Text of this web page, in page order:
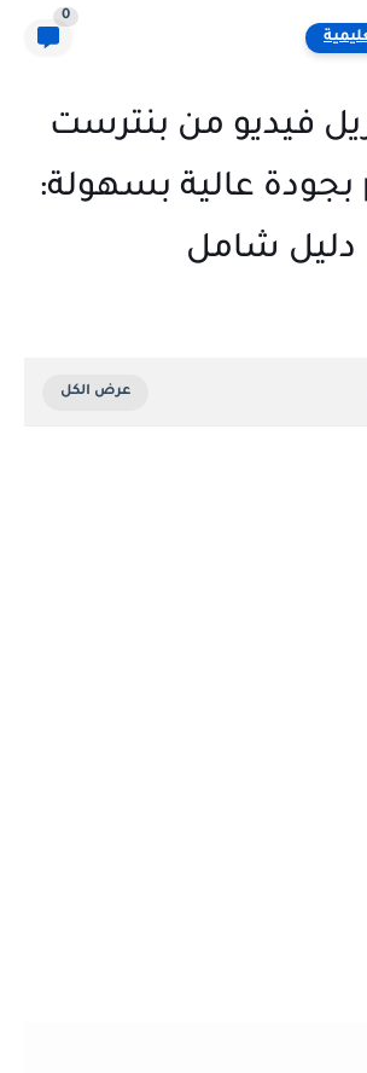
0
فيديو من بنترست
pinterest بجودة عالية بسهولة:
دليل شامل